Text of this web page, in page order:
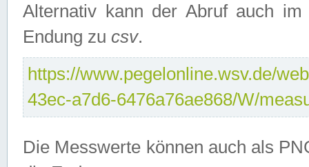
Alternativ kann der Abruf auch
Endung zu csv.
https://www.pegelonline.wsv.de/
43ec-a7d6-6476a76ae868/W/
Die Messwerte können auch als